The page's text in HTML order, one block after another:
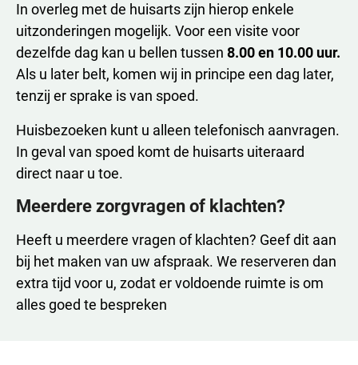
In overleg met de huisarts zijn hierop enkele
uitzonderingen mogelijk. Voor een visite voor
dezelfde dag kan u bellen tussen 8.00 en 10.00 uur.
Als u later belt, komen wij in principe een dag later,
tenzij er sprake is van spoed.
Huisbezoeken kunt u alleen telefonisch aanvragen.
In geval van spoed komt de huisarts uiteraard
direct naar u toe.
Meerdere zorgvragen of klachten?
Heeft u meerdere vragen of klachten? Geef dit aan
bij het maken van uw afspraak. We reserveren dan
extra tijd voor u, zodat er voldoende ruimte is om
alles goed te bespreken